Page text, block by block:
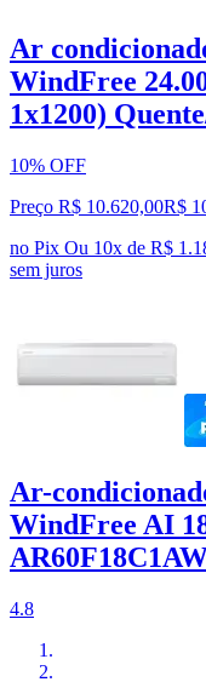
Ar
WindFree
1x1200)
10% OFF
Preço R$ 10.620,00R$
no Pix Ou 10x de R$
sem juros
Ar-
WindFree AI
4.8